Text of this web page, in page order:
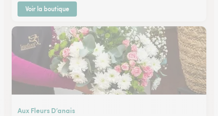
Voir la boutique
Aux Fleurs D’anais